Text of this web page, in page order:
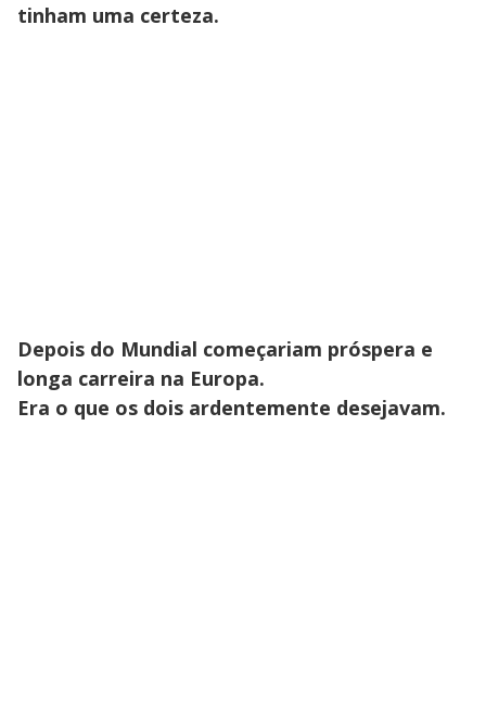
tinham uma certeza.
Depois do Mundial começariam próspera e
longa carreira na Europa.
Era o que os dois ardentemente desejavam.